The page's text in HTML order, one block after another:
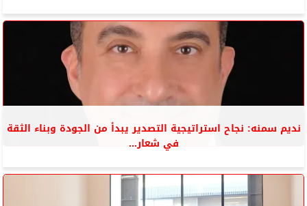
نديم سمنه: نجاح استراتيجية التصدير يبدأ من الجودة وبناء الثقة
في شعار...